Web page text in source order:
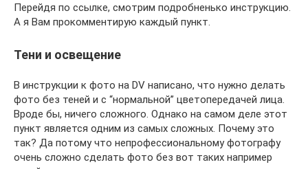
Перейдя по ссылке, смотрим подробненько инструкцию.
А я Вам прокомментирую каждый пункт.
Тени и освещение
В инструкции к фото на DV написано, что нужно делать
фото без теней и с “нормальной” цветопередачей лица.
Вроде бы, ничего сложного. Однако на самом деле этот
пункт является одним из самых сложных. Почему это
так? Да потому что непрофессиональному фотографу
очень сложно сделать фото без вот таких например